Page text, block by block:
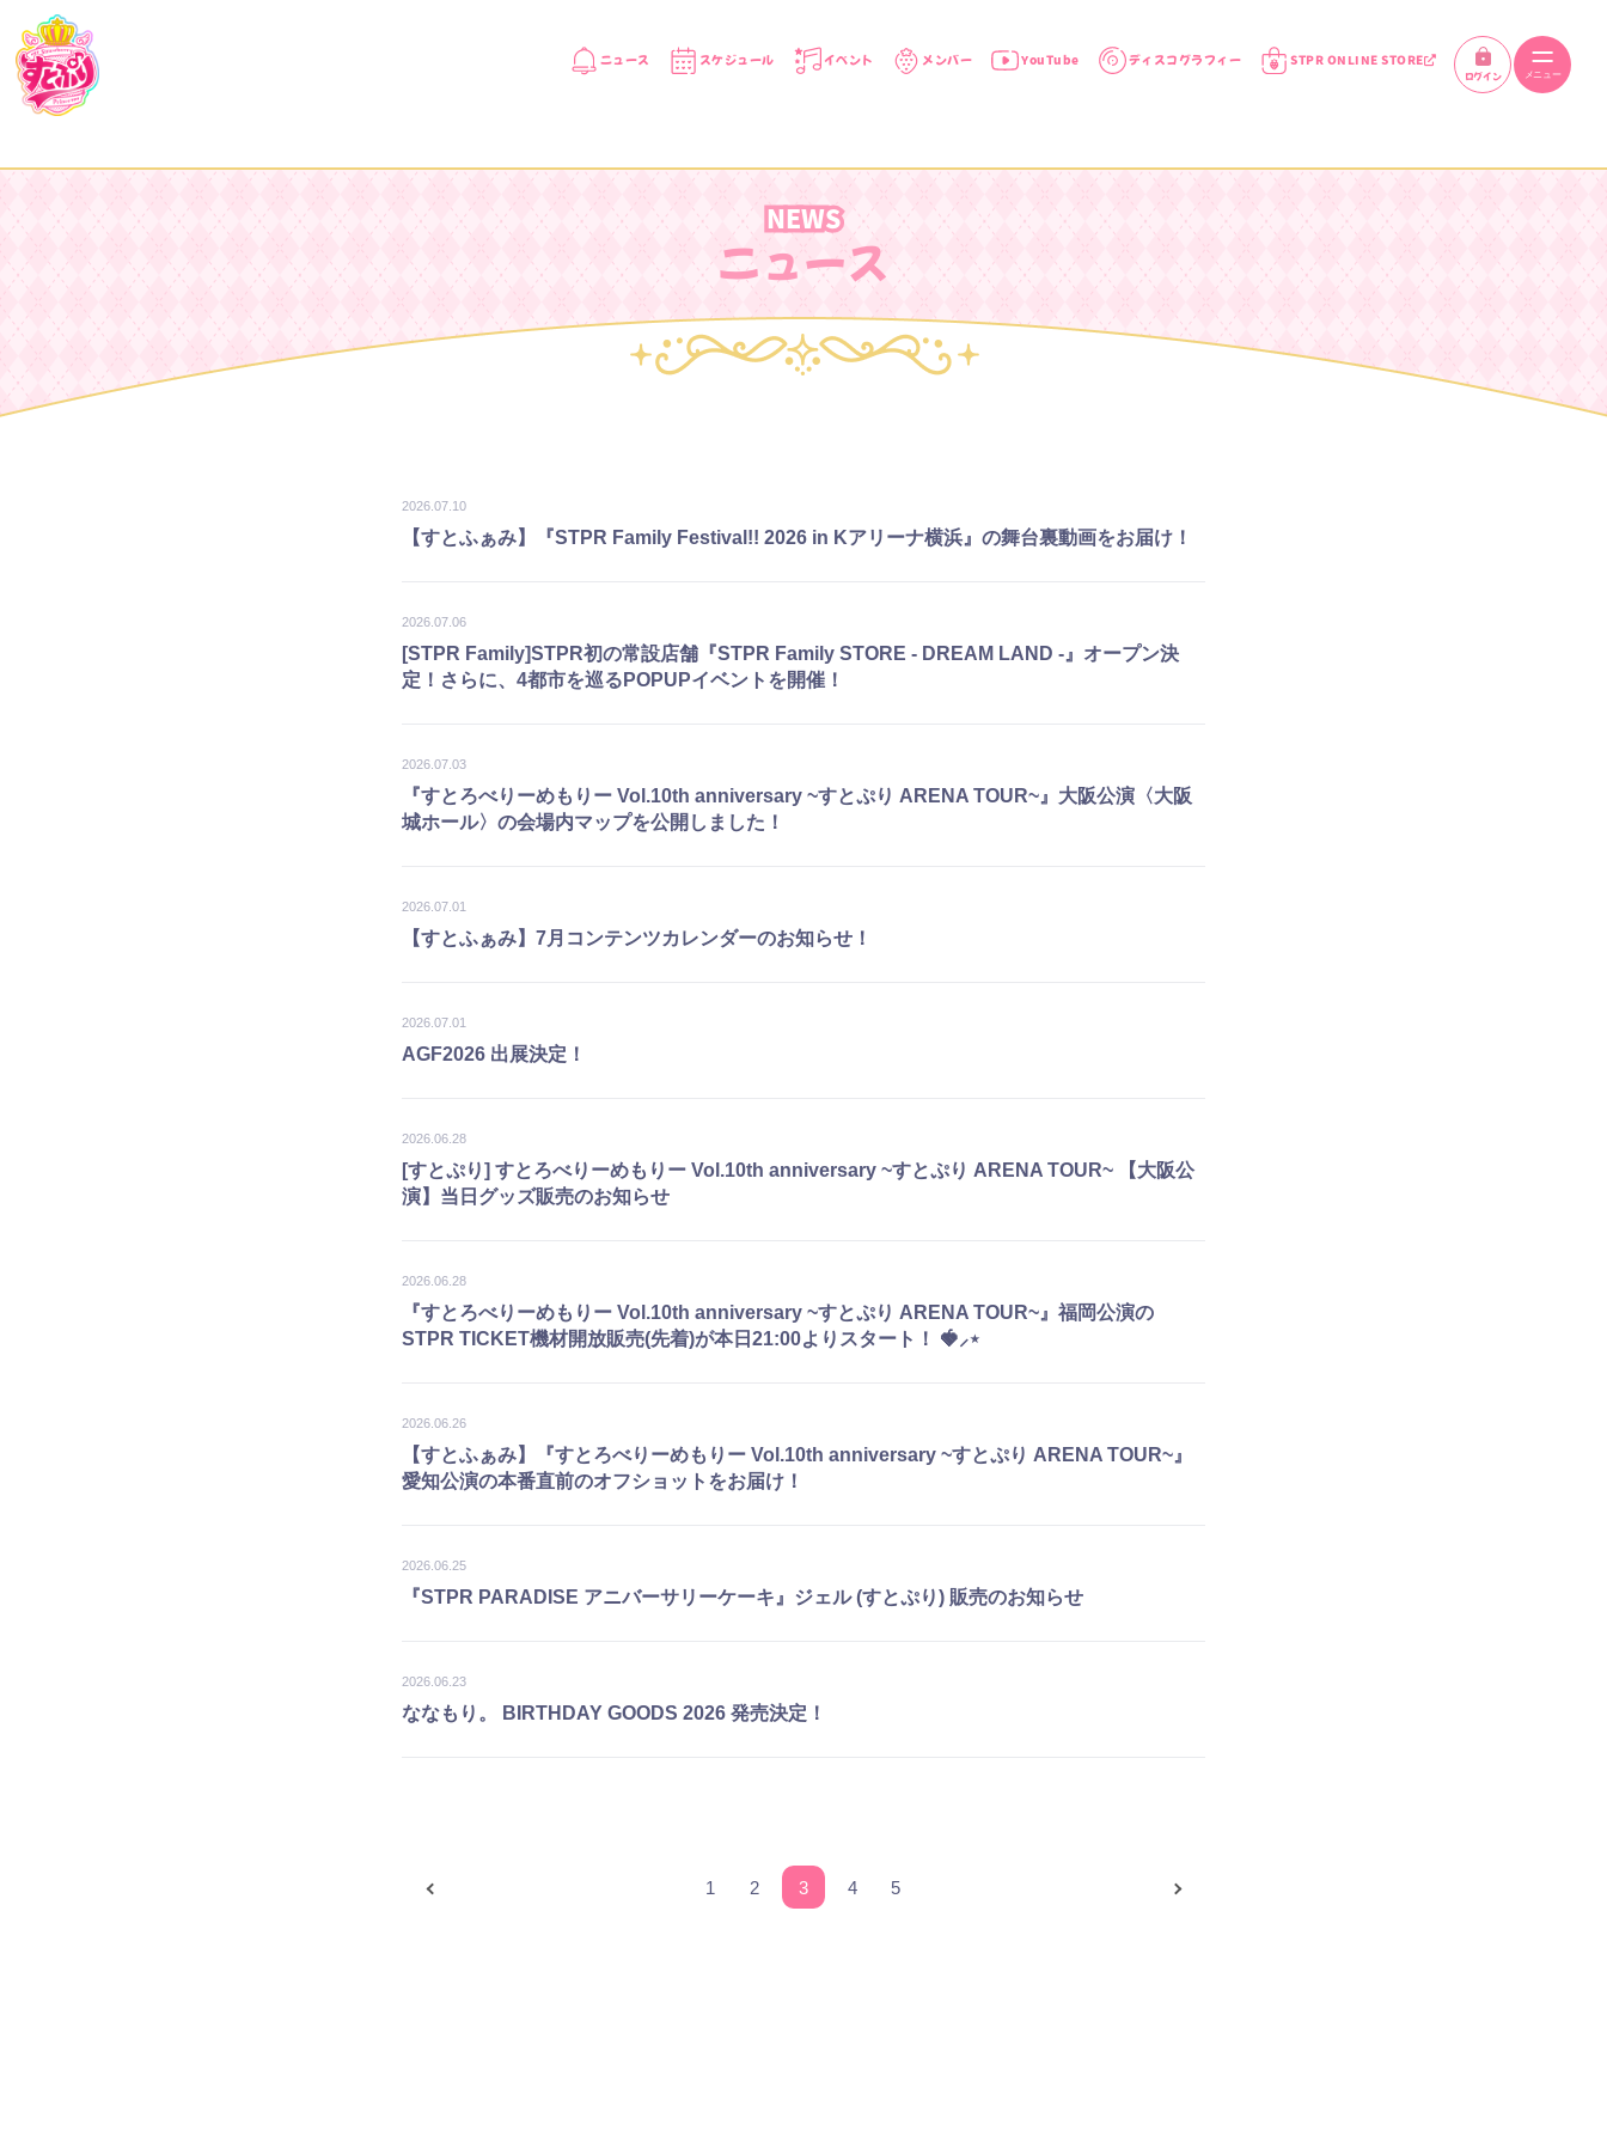
ニュース スケジュール イベント メンバー YouTube ディスコグラフィー STPR ONLINE STORE
ログイン
NEWS
ニュース
2026.07.10
【すとふぁみ】『STPR Family Festival!! 2026 in Kアリーナ横浜』の舞台裏動画をお届け！
2026.07.06
[STPR Family]STPR初の常設店舗『STPR Family STORE - DREAM LAND -』オープン決
定！さらに、4都市を巡るPOPUPイベントを開催！
2026.07.03
『すとろべりーめもりー Vol.10th anniversary ~すとぷり ARENA TOUR~』大阪公演〈大阪
城ホール〉の会場内マップを公開しました！
2026.07.01
【すとふぁみ】7月コンテンツカレンダーのお知らせ！
2026.07.01
AGF2026 出展決定！
2026.06.28
[すとぷり] すとろべりーめもりー Vol.10th anniversary ~すとぷり ARENA TOUR~ 【大阪公
演】当日グッズ販売のお知らせ
2026.06.28
『すとろべりーめもりー Vol.10th anniversary ~すとぷり ARENA TOUR~』福岡公演の
STPR TICKET機材開放販売(先着)が本日21:00よりスタート！ 🍓⸝⋆
2026.06.26
【すとふぁみ】『すとろべりーめもりー Vol.10th anniversary ~すとぷり ARENA TOUR~』
愛知公演の本番直前のオフショットをお届け！
2026.06.25
『STPR PARADISE アニバーサリーケーキ』ジェル (すとぷり) 販売のお知らせ
2026.06.23
ななもり。 BIRTHDAY GOODS 2026 発売決定！
1 2 3 4 5